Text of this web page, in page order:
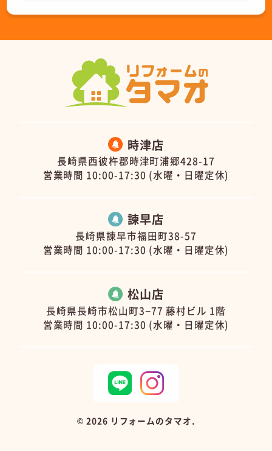
時津店
長崎県西彼杵郡時津町浦郷428-17
営業時間 10:00-17:30 (水曜・日曜定休)
諫早店
長崎県諫早市福田町38-57
営業時間 10:00-17:30 (水曜・日曜定休)
松山店
長崎県長崎市松山町3−77 藤村ビル 1階
営業時間 10:00-17:30 (水曜・日曜定休)
© 2026 リフォームのタマオ.